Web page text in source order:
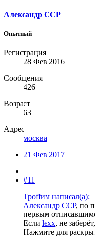
Александр ССР
Опытный
Регистрация
28 Фев 2016
Сообщения
426
Возраст
63
Адрес
москва
21 Фев 2017
#11
Троffим написал(а):
Александр ССР, по
первым
Если lexx, не
Нажмите для